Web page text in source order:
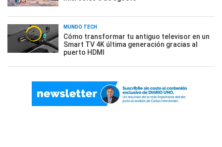
MUNDO TECH
Cómo transformar tu antiguo televisor en un
Smart TV 4K última generación gracias al
puerto HDMI